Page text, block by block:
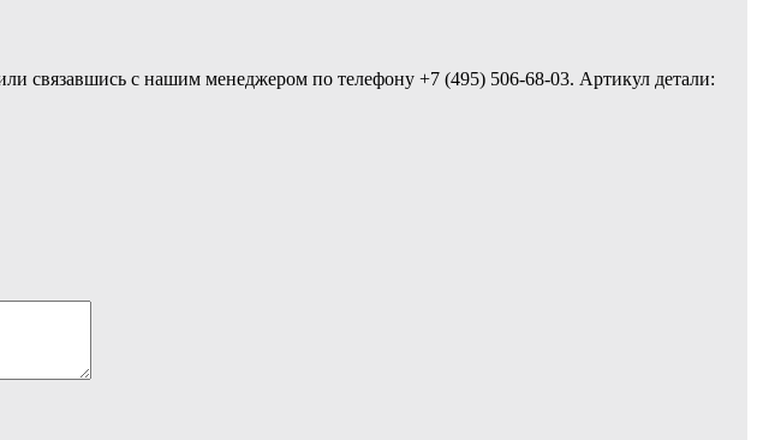
связавшись с нашим менеджером по телефону +7 (495) 506-68-03. Артикул детали: